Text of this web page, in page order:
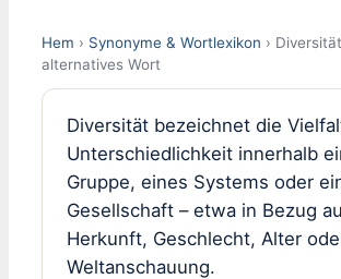
Hem › Synonyme & Wortlexikon ›
alternatives Wort
Diversität bezeichnet die
Unterschiedlichkeit innerhalb
Gruppe, eines Systems oder
Gesellschaft – etwa in Bezug
Herkunft, Geschlecht, Alter
Weltanschauung.